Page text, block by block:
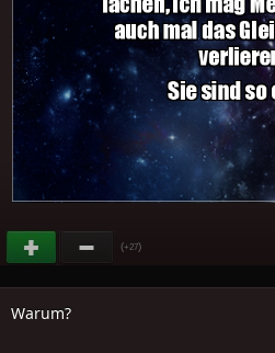
(+27)
Warum?